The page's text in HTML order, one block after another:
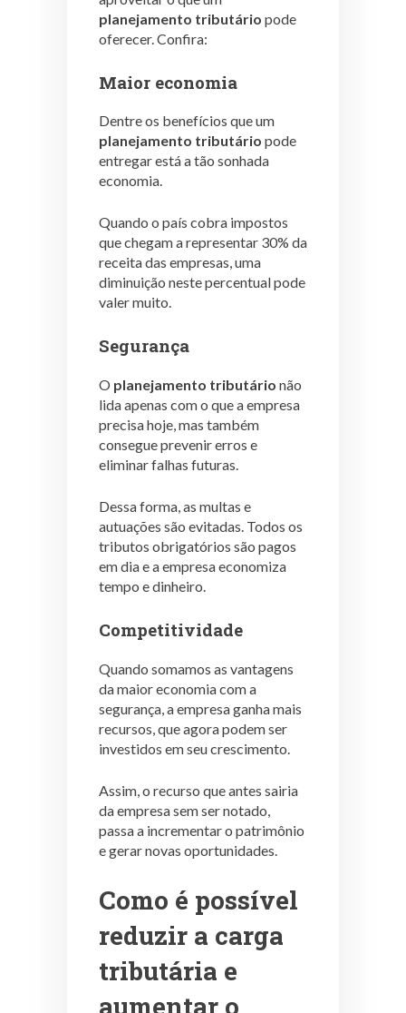
planejamento tributário pode
oferecer. Confira:
Maior economia
Dentre os benefícios que um
planejamento tributário pode
entregar está a tão sonhada
economia.
Quando o país cobra impostos
que chegam a representar 30% da
receita das empresas, uma
diminuição neste percentual pode
valer muito.
Segurança
O planejamento tributário não
lida apenas com o que a empresa
precisa hoje, mas também
consegue prevenir erros e
eliminar falhas futuras.
Dessa forma, as multas e
autuações são evitadas. Todos os
tributos obrigatórios são pagos
em dia e a empresa economiza
tempo e dinheiro.
Competitividade
Quando somamos as vantagens
da maior economia com a
segurança, a empresa ganha mais
recursos, que agora podem ser
investidos em seu crescimento.
Assim, o recurso que antes sairia
da empresa sem ser notado,
passa a incrementar o patrimônio
e gerar novas oportunidades.
Como é possível
reduzir a carga
tributária e
aumentar o